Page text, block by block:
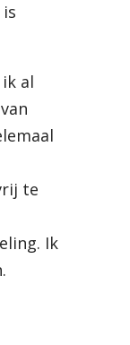
al
te
Ik